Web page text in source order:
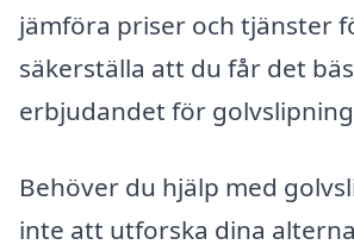
jämföra priser och tjänster
säkerställa att du får det
erbjudandet för
Behöver du hjälp med
inte att utforska dina